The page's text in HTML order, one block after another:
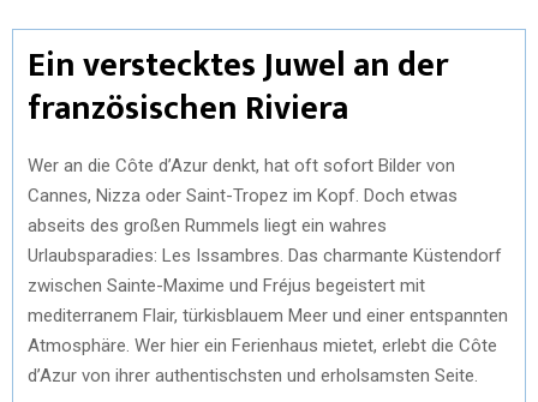
Ein verstecktes Juwel an der
französischen Riviera
Wer an die Côte d’Azur denkt, hat oft sofort Bilder von
Cannes, Nizza oder Saint-Tropez im Kopf. Doch etwas
abseits des großen Rummels liegt ein wahres
Urlaubsparadies: Les Issambres. Das charmante Küstendorf
zwischen Sainte-Maxime und Fréjus begeistert mit
mediterranem Flair, türkisblauem Meer und einer entspannten
Atmosphäre. Wer hier ein Ferienhaus mietet, erlebt die Côte
d’Azur von ihrer authentischsten und erholsamsten Seite.